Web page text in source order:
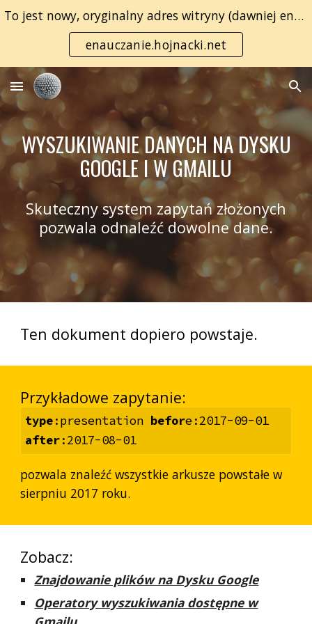
Skip to main content Skip to navigation
To jest nowy, oryginalny adres witryny (dawniej enauczanie.com):
enauczanie.hojnacki.net
WYSZUKIWANIE DANYCH NA DYSKU
GOOGLE I W GMAILU
Skuteczny system zapytań złożonych
pozwala odnaleźć dowolne dane.
Ten dokument dopiero powstaje.
Przykładowe zapytanie:
type:presentation before:2017-09-01
after:2017-08-01
pozwala znaleźć wszystkie arkusze powstałe w
sierpniu 2017 roku.
Zobacz:
Znajdowanie plików na Dysku Google
Operatory wyszukiwania dostępne w